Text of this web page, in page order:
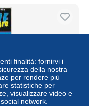
finalità: fornirvi i
della nostra
per rendere più
statistiche per
visualizzare video e
network.